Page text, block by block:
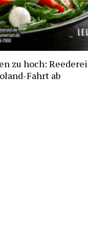
zu hoch:
Fahrt ab